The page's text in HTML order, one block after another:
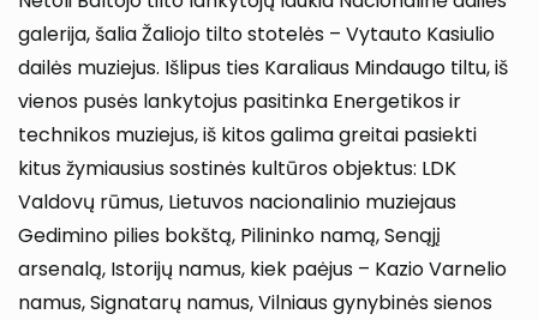
galerija, šalia Žaliojo tilto stotelės – Vytauto Kasiulio
dailės muziejus. Išlipus ties Karaliaus Mindaugo tiltu, iš
vienos pusės lankytojus pasitinka Energetikos ir
technikos muziejus, iš kitos galima greitai pasiekti
kitus žymiausius sostinės kultūros objektus: LDK
Valdovų rūmus, Lietuvos nacionalinio muziejaus
Gedimino pilies bokštą, Pilininko namą, Senąjį
arsenalą, Istorijų namus, kiek paėjus – Kazio Varnelio
namus, Signatarų namus, Vilniaus gynybinės sienos